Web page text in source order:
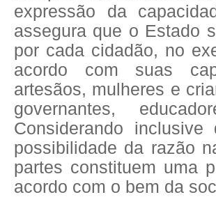
expressão da
assegura que o Estado
por cada cidadão, no
acordo com suas
artesãos, mulheres e
governantes,
Considerando
possibilidade da razão
partes constituem uma
acordo com o bem da